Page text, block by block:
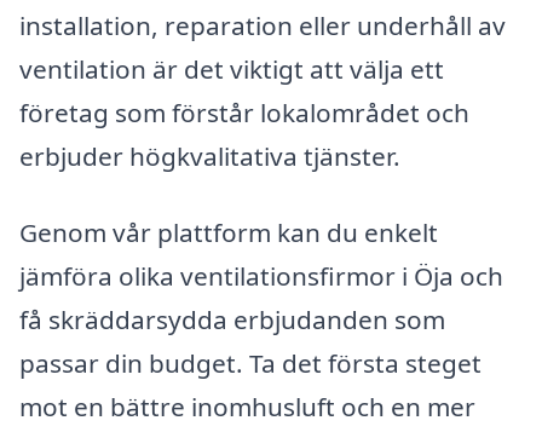
installation, reparation eller underhåll av
ventilation är det viktigt att välja ett
företag som förstår lokalområdet och
erbjuder högkvalitativa tjänster.
Genom vår plattform kan du enkelt
jämföra olika ventilationsfirmor i Öja och
få skräddarsydda erbjudanden som
passar din budget. Ta det första steget
mot en bättre inomhusluft och en mer